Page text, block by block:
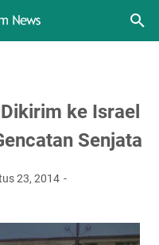
ke Israel
Senjata
23, 2014